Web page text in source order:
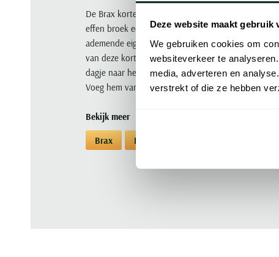
Deze website maakt gebruik
We gebruiken cookies om
websiteverkeer te
media, adverteren en
verstrekt of die ze hebben
De Brax korte broek is de perfecte keuze voor de
effen broek een voorbeeldige combinatie van stijl
ademende eigenschappen waardoor het ideaal is
van deze korte broek maakt het een veelzijdige
dagje naar het strand gaat of een zomerse
Voeg hem vandaag nog toe aan je collectie.
Bekijk meer
Brax Korte broeken